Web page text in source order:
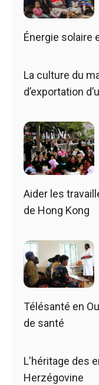
Énergie solaire
La culture du
d’exportation
Aider les
de Hong Kong
Télésanté en
de santé
L'héritage des
Herzégovine